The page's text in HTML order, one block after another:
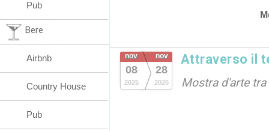
nov
08
2025
nov
28
2025
Attraverso il
Mostra d'arte
Pub
Bere
Airbnb
Country House
Pub